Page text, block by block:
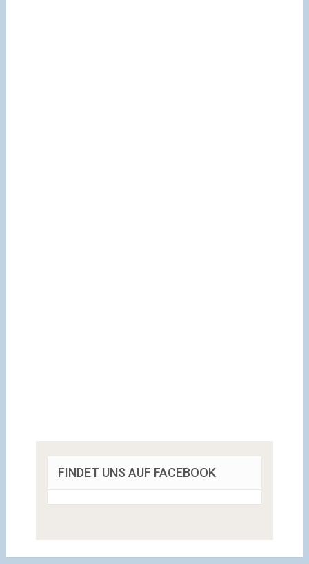
FINDET UNS AUF FACEBOOK